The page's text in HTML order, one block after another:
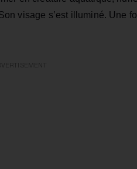
visage s’est illuminé. Une